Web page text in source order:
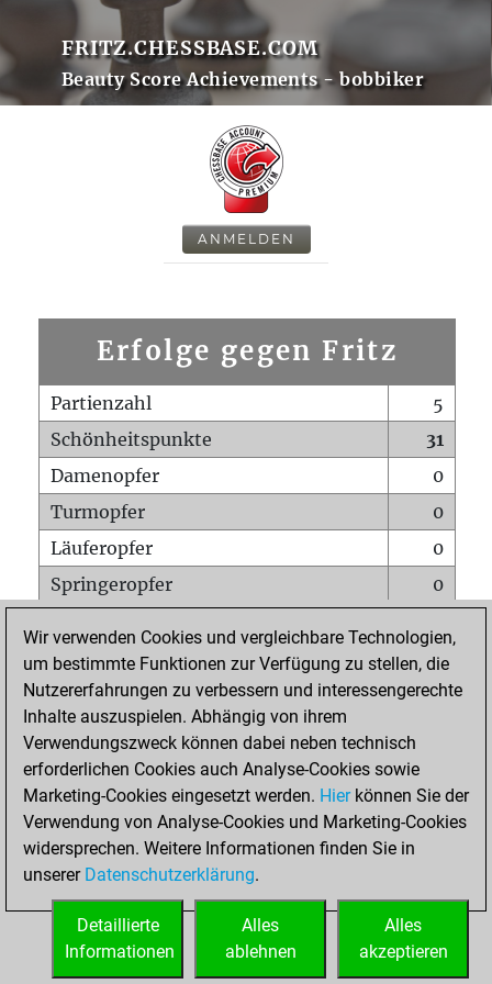
FRITZ.CHESSBASE.COM
Beauty Score Achievements - bobbiker
ANMELDEN
Erfolge gegen Fritz
Partienzahl
5
Schönheitspunkte
31
Damenopfer
0
Turmopfer
0
Läuferopfer
0
Springeropfer
0
Matt auf vollem Brett
0
Bauer setzt Matt
0
Erstickte Matts
Unterverwandlungen
Türme auf der siebten
0
STARTSEITE
Wir verwenden Cookies und vergleichbare Technologien,
um bestimmte Funktionen zur Verfügung zu stellen, die
Nutzererfahrungen zu verbessern und interessengerechte
Inhalte auszuspielen. Abhängig von ihrem
Verwendungszweck können dabei neben technisch
erforderlichen Cookies auch Analyse-Cookies sowie
Marketing-Cookies eingesetzt werden. Hierkönnen Sie der
Verwendung von Analyse-Cookies und Marketing-Cookies
widersprechen. Weitere Informationen finden Sie in
unserer Datenschutzerklärung.
Alles
akzeptieren
Alles
ablehnen
Detaillierte
Informationen